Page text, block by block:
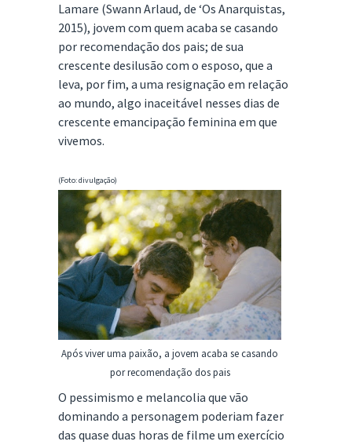
Lamare (Swann Arlaud, de ‘Os Anarquistas,
2015), jovem com quem acaba se casando
por recomendação dos pais; de sua
crescente desilusão com o esposo, que a
leva, por fim, a uma resignação em relação
ao mundo, algo inaceitável nesses dias de
crescente emancipação feminina em que
vivemos.
(Foto: divulgação)
Após viver uma paixão, a jovem acaba se casando
por recomendação dos pais
O pessimismo e melancolia que vão
dominando a personagem poderiam fazer
das quase duas horas de filme um exercício